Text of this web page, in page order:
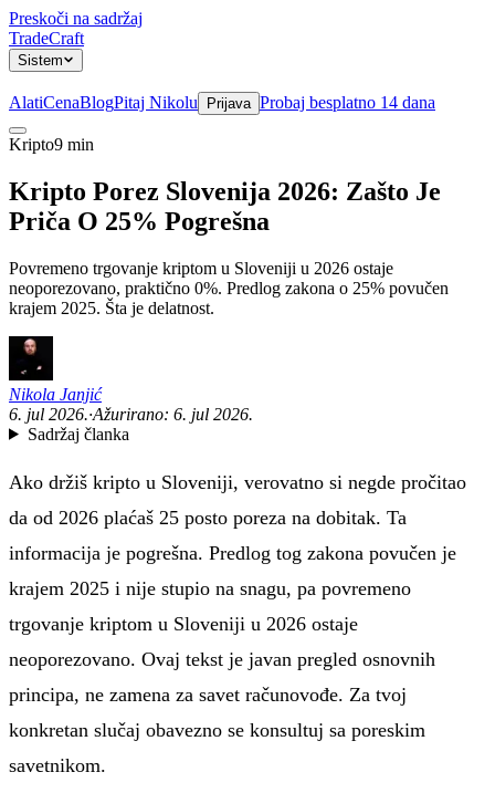
Preskoči na sadržaj
TradeCraft
Sistem
AlatiCenaBlogPitaj Nikolu Prijava Probaj besplatno 14 dana
Sistem
Kripto9 min
Kripto Porez Slovenija 2026: Zašto Je
Priča O 25% Pogrešna
Povremeno trgovanje kriptom u Sloveniji u 2026 ostaje
neoporezovano, praktično 0%. Predlog zakona o 25% povučen
krajem 2025. Šta je delatnost.
Nikola Janjić
6. jul 2026.·Ažurirano: 6. jul 2026.
Sadržaj članka
Ako držiš kripto u Sloveniji, verovatno si negde pročitao
da od 2026 plaćaš 25 posto poreza na dobitak. Ta
informacija je pogrešna. Predlog tog zakona povučen je
krajem 2025 i nije stupio na snagu, pa povremeno
trgovanje kriptom u Sloveniji u 2026 ostaje
neoporezovano. Ovaj tekst je javan pregled osnovnih
principa, ne zamena za savet računovođe. Za tvoj
konkretan slučaj obavezno se konsultuj sa poreskim
savetnikom.